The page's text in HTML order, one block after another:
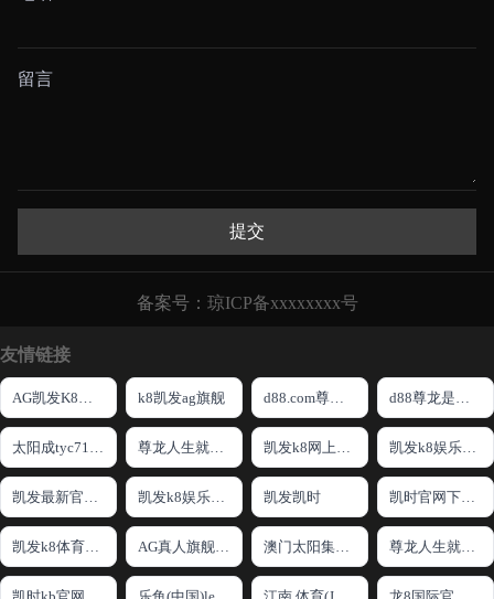
留言
提交
备案号： 琼ICP备xxxxxxxx号
友情链接
k8凯发ag旗舰
凯发凯时